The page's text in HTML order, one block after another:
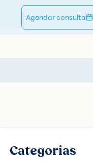
Agendar consulta
Categorias